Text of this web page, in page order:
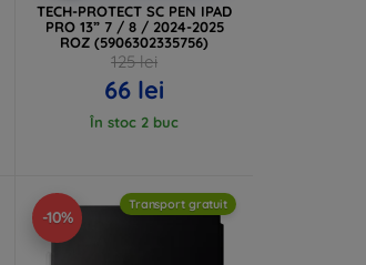
TECH-PROTECT SC PEN IPAD
PRO 13” 7 / 8 / 2024-2025
ROZ (5906302335756)
125 lei
66 lei
În stoc 2 buc
-10%
Transport gratuit